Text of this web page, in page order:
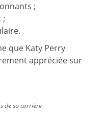
;
;
que Katy Perry
appréciée sur
de sa carrière